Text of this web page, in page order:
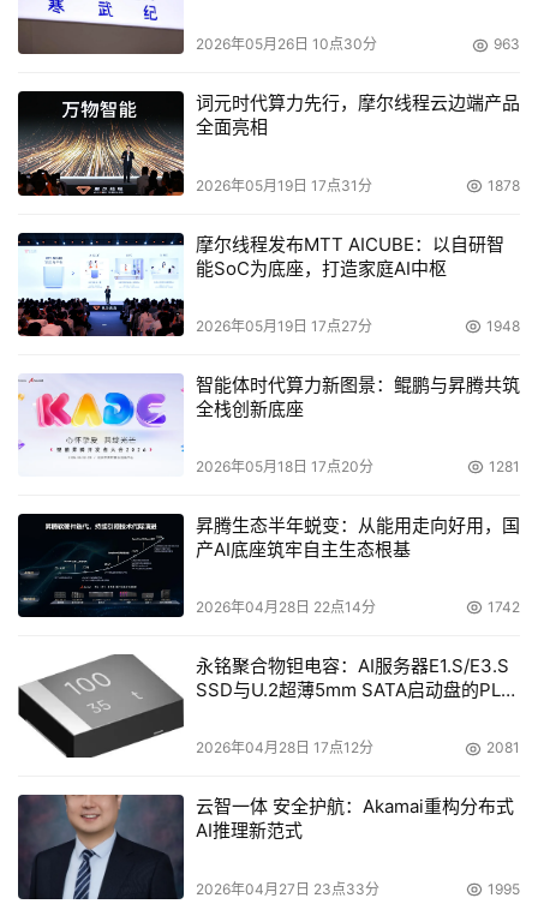
2026年05月26日 10点30分 963
词元时代算力先行，摩尔线程云边端产品
全面亮相
2026年05月19日 17点31分 1878
摩尔线程发布MTT AICUBE：以自研智
能SoC为底座，打造家庭AI中枢
2026年05月19日 17点27分 1948
智能体时代算力新图景：鲲鹏与昇腾共筑
全栈创新底座
2026年05月18日 17点20分 1281
昇腾生态半年蜕变：从能用走向好用，国
产AI底座筑牢自主生态根基
2026年04月28日 22点14分 1742
永铭聚合物钽电容：AI服务器E1.S/E3.S
SSD与U.2超薄5mm SATA启动盘的PLP
2026年04月28日 17点12分 2081
云智一体 安全护航：Akamai重构分布式
AI推理新范式
2026年04月27日 23点33分 1995